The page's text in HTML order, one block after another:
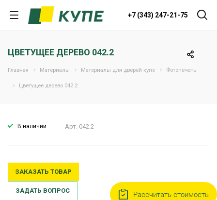
+7 (343) 247-21-75
ЦВЕТУЩЕЕ ДЕРЕВО 042.2
Главная Материалы Материалы для дверей купе Фотопечать
Цветущее дерево 042.2
В наличии Арт. 042.2
ЗАКАЗАТЬ ТОВАР
ЗАДАТЬ ВОПРОС Рассчитать стоимость